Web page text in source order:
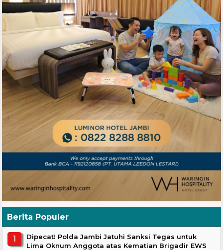
Berita Populer
Dipecat! Polda Jambi Jatuhi Sanksi Tegas untuk
Lima Oknum Anggota atas Kematian Brigadir EWS